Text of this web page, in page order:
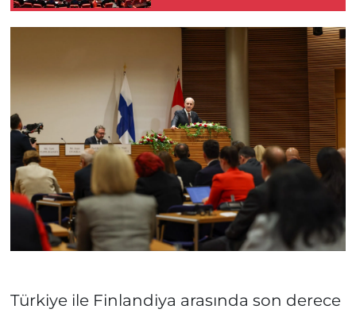
Türkiye ile Finlandiya arasında son derece